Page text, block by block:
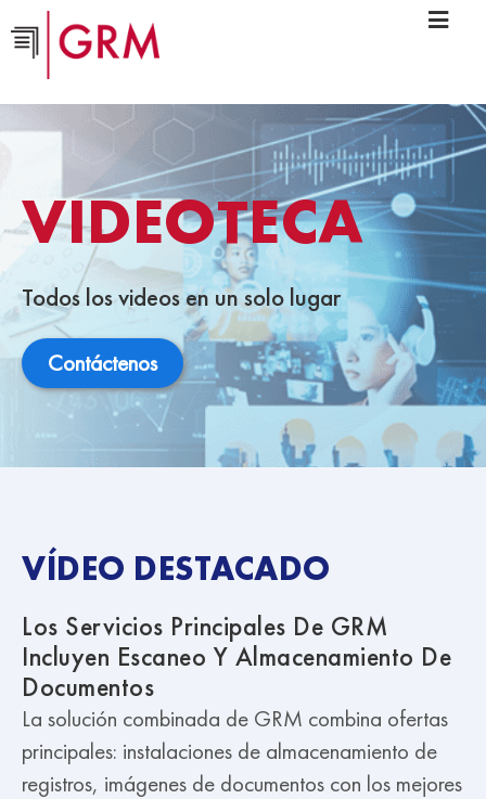
VIDEOTECA
Todos los videos en un solo lugar
Contáctenos
VÍDEO DESTACADO
Los Servicios Principales De GRM
Incluyen Escaneo Y Almacenamiento De
Documentos
La solución combinada de GRM combina ofertas
principales: instalaciones de almacenamiento de
registros, imágenes de documentos con los mejores